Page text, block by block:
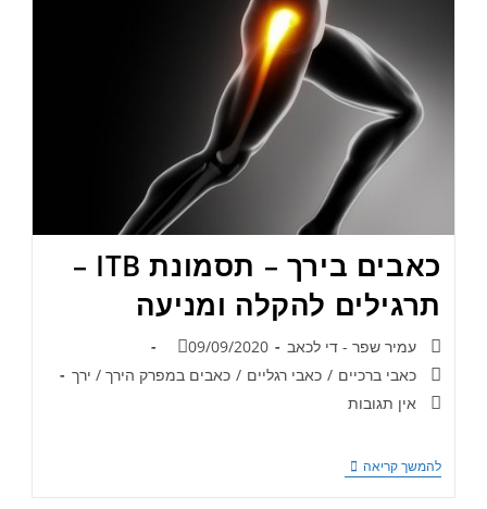
כאבים בירך – תסמונת ITB –
תרגילים להקלה ומניעה
עמיר שפר - די לכאב
09/09/2020
כאבי ברכיים / כאבי רגליים / כאבים במפרק הירך / ירך
אין תגובות
להמשך קריאה